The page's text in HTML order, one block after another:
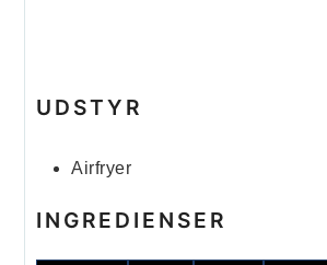
UDSTYR
Airfryer
INGREDIENSER